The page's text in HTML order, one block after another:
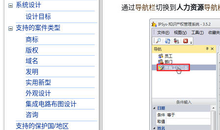
系统设计
设计目标
支持的案件类型
商标
版权
域名
发明
实用新型
外观设计
集成电路布图设计
咨询
支持的保护国/地区
通过导航栏切换到 人力资源导航